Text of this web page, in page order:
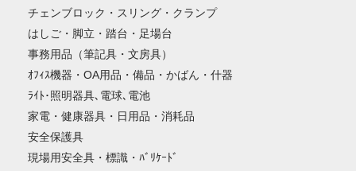
チェンブロック・スリング・クランプ
はしご・脚立・踏台・足場台
事務用品（筆記具・文房具）
ｵﾌｨｽ機器・OA用品・備品・かばん・什器
ﾗｲﾄ･照明器具､電球､電池
家電・健康器具・日用品・消耗品
安全保護具
現場用安全具・標識・ﾊﾞﾘｹｰﾄﾞ